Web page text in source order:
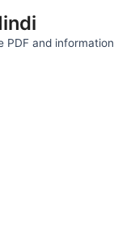
PDF and information